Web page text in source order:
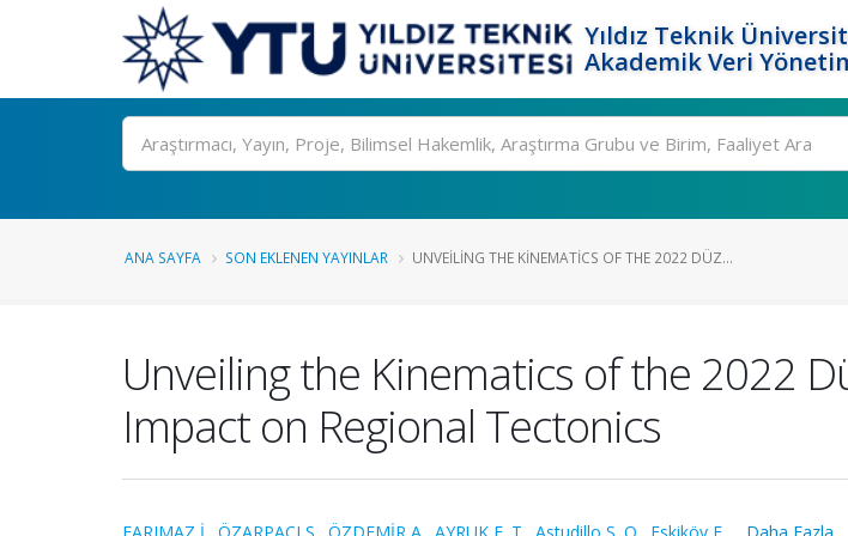
Yıldız Teknik
Akademik Veri
Ara
ANA SAYFA SON EKLENEN YAYINLAR UNVEILING THE KINEMATICS OF THE 2022 DÜZ...
Unveiling the Kinematics of the 2022
Impact on Regional Tectonics